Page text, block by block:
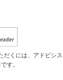
だくには、アドビシ
す。